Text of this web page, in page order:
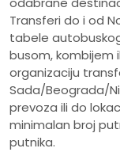
Transferi do i od
tabele
busom, kombijem
organizaciju
Sada/Beograda/
prevoza ili do
minimalan broj
putnika.